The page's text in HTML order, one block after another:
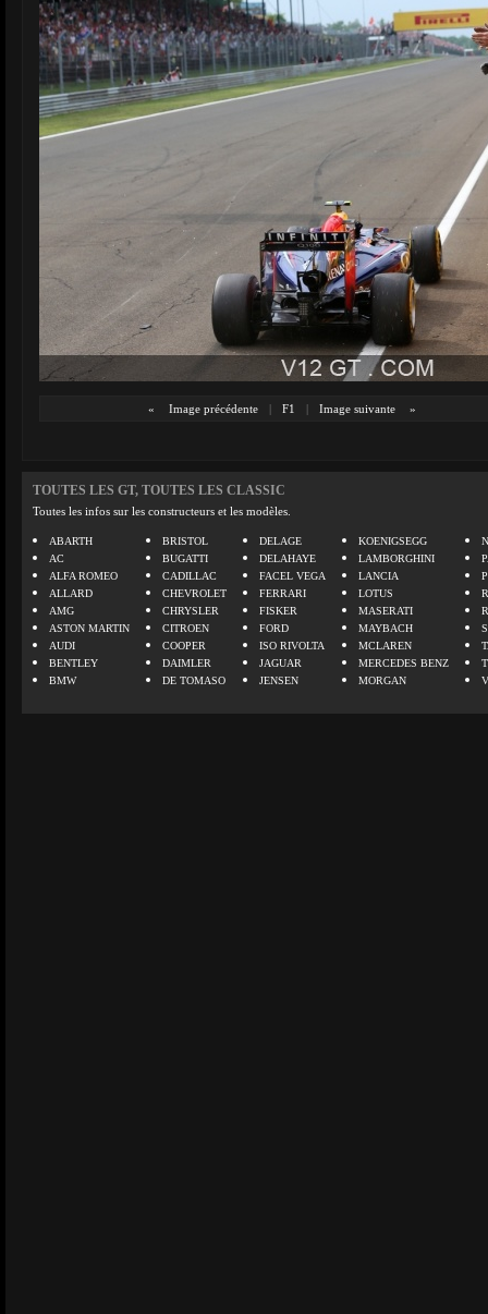
« Image précédente | F1 | Image suivante »
TOUTES LES GT, TOUTES LES CLASSIC
Toutes les infos sur les constructeurs et les modèles.
ABARTH
AC
ALFA ROMEO
ALLARD
AMG
ASTON MARTIN
AUDI
BENTLEY
BMW
BRISTOL
BUGATTI
CADILLAC
CHEVROLET
CHRYSLER
CITROEN
COOPER
DAIMLER
DE TOMASO
DELAGE
DELAHAYE
FACEL VEGA
FERRARI
FISKER
FORD
ISO RIVOLTA
JAGUAR
JENSEN
KOENIGSEGG
LAMBORGHINI
LANCIA
LOTUS
MASERATI
MAYBACH
MCLAREN
MERCEDES BENZ
MORGAN